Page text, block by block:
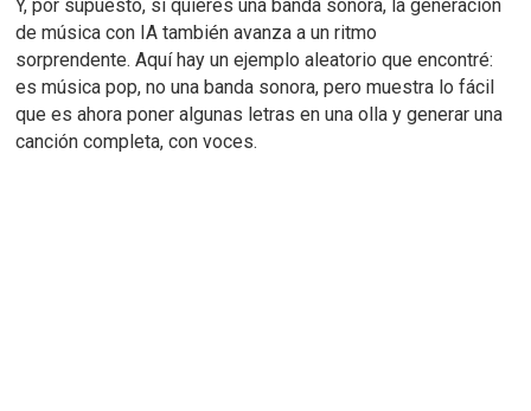
Y, por supuesto, si quieres una banda sonora, la generación
de música con IA también avanza a un ritmo
sorprendente.Aquí hay un ejemplo aleatorio que encontré:
es música pop, no una banda sonora, pero muestra lo fácil
que es ahora poner algunas letras en una olla y generar una
canción completa, con voces.